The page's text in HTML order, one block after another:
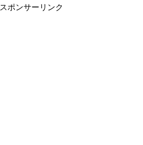
スポンサーリンク